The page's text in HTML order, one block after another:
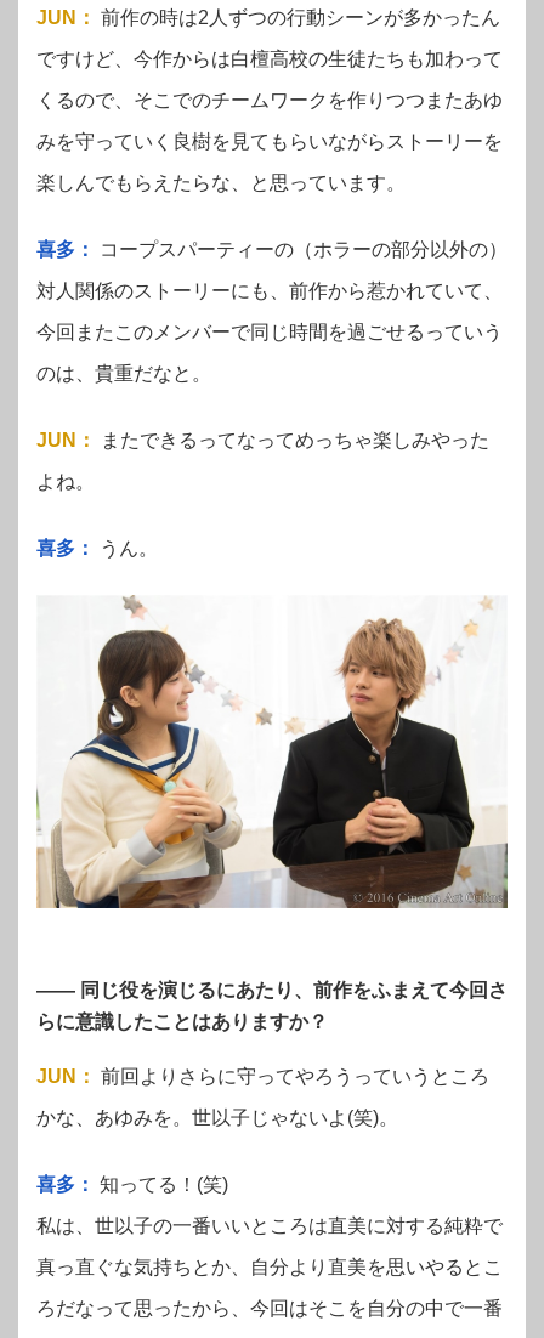
JUN ： 前作の時は2人ずつの行動シーンが多かったん
ですけど、今作からは白檀高校の生徒たちも加わって
くるので、そこでのチームワークを作りつつまたあゆ
みを守っていく良樹を見てもらいながらストーリーを
楽しんでもらえたらな、と思っています。
喜多：
コープスパーティーの（ホラーの部分以外の）
対人関係のストーリーにも、前作から惹かれていて、
今回またこのメンバーで同じ時間を過ごせるっていう
のは、貴重だなと。
JUN ：
またできるってなってめっちゃ楽しみやった
よね。
喜多： うん。
—— 同じ役を演じるにあたり、前作をふまえて今回さ
らに意識したことはありますか？
JUN ： 前回よりさらに守ってやろうっていうところ
かな、あゆみを。世以子じゃないよ(笑)。
喜多： 知ってる！(笑)
私は、世以子の一番いいところは直美に対する純粋で
真っ直ぐな気持ちとか、自分より直美を思いやるとこ
ろだなって思ったから、今回はそこを自分の中で一番